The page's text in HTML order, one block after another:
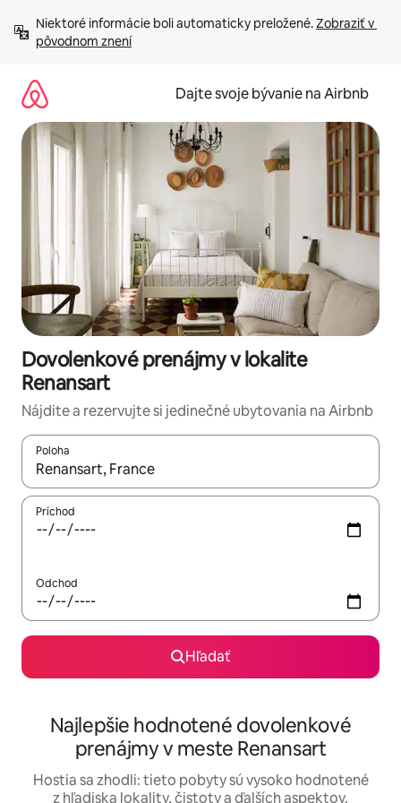
obsah.
Niektoré informácie boli automaticky preložené. Zobraziť v
pôvodnom znení
Dajte svoje bývanie na Airbnb
Dovolenkové prenájmy v lokalite
Renansart
Nájdite a rezervujte si jedinečné ubytovania na Airbnb
Poloha
Keď budú výsledky k dispozícii, môžete si ich prechádzať
Príchod
Odchod
Hľadať
Najlepšie hodnotené dovolenkové
prenájmy v meste Renansart
Hostia sa zhodli: tieto pobyty sú vysoko hodnotené
z hľadiska lokality, čistoty a ďalších aspektov.